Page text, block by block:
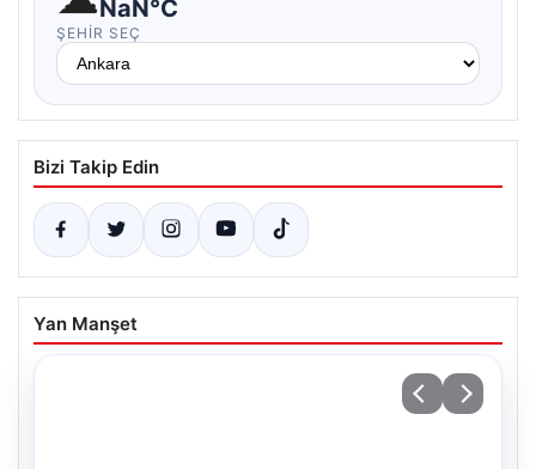
NaN°C
ŞEHIR SEÇ
Bizi Takip Edin
Yan Manşet